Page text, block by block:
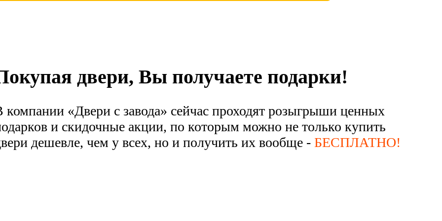
двери, Вы получаете подарки!
компании «Двери с завода» сейчас проходят розыгрыши ценных
и скидочные акции, по которым можно не только купить
дешевле, чем у всех, но и получить их вообще - БЕСПЛАТНО!